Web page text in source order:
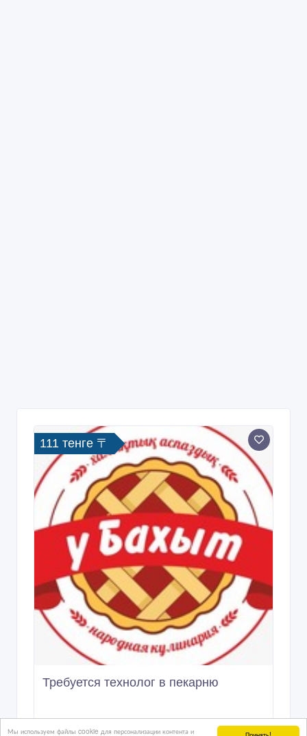
Мы используем файлы cookie для персонализации контента и
111 тенге 〒
Требуется технолог в пекарню